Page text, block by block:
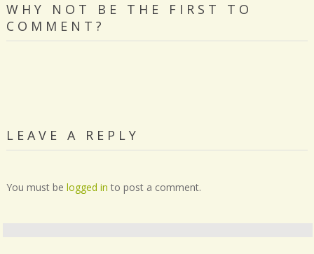
WHY NOT BE THE FIRST TO
COMMENT?
LEAVE A REPLY
You must be logged in to post a comment.